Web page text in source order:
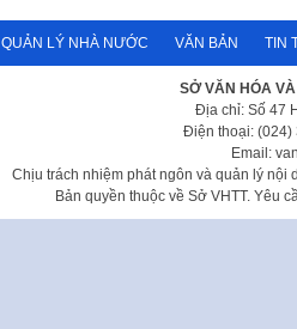
QUẢN LÝ NHÀ NƯỚC VĂN BẢN TIN
SỞ VĂN HÓA
Địa chỉ: Số 47
Điện thoại: (024)
Email:
Chịu trách nhiệm phát ngôn và quản lý nội
Bản quyền thuộc về Sở VHTT. Yêu